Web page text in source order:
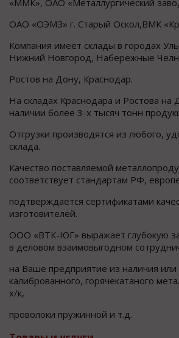
«ММК», ОАО «Металлургический
ОАО «ОЭМЗ» г. Старый Оскол,ВМК
Компания имеет склады в городах
Нижний Новгород, Набережные
Ростов на Дону, Краснодар.
На складах Краснодара и Ростова на
наличии более 3-х тысяч тонн
Отгрузки производятся из любого,
склада.
Качество поставляемой
соответствует стандартам РФ,
подтверждается сертификатами
изготовителей.
ООО «ВТК-ЮГ» выражает глубокую
в деловом взаимовыгодном
на Ваше предприятие из наличия или
калиброванного, горячекатаного
х/к,
проволоки пружинной и т.д.